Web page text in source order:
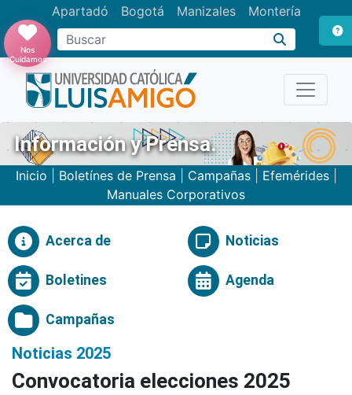
Apartadó Bogotá Manizales Montería
Buscar
Nos
Cuidamos
Información y Prensa.
Inicio Boletínes de Prensa Campañas| Efemérides|
Manuales Corporativos
Acerca de Noticias
Boletines Agenda
Campañas
Noticias 2025
Convocatoria elecciones 2025